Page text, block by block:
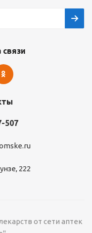
связи
507
222
от сети аптек